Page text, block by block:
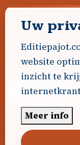
Geen
Uw advertentie
Word Partner!
© 2026
Uw
website
inzicht te
Meer info